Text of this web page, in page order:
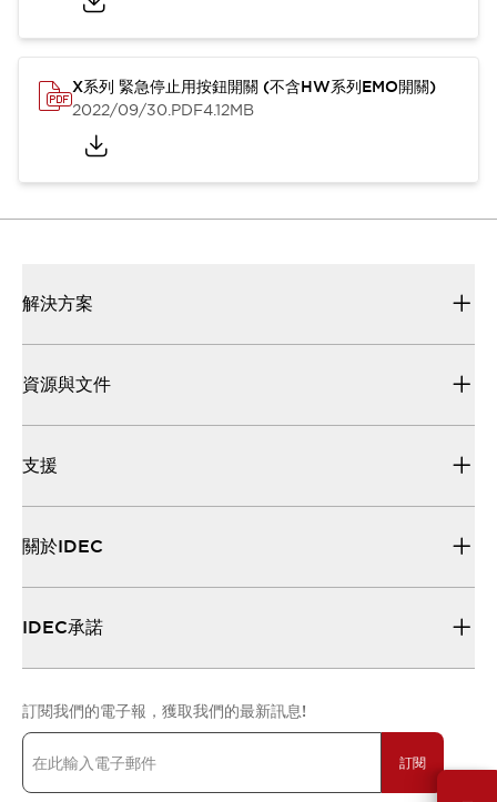
X系列 緊急停止用按鈕開關 (不含HW系列EMO開關)
2022/09/30.PDF4.12MB
解決方案
資源與文件
支援
關於IDEC
IDEC承諾
訂閱我們的電子報，獲取我們的最新訊息!
訂閱